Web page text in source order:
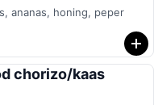
ananas, honing, peper
chorizo/kaas